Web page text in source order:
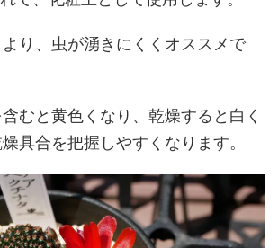
り、虫が湧きにくくオススメで
むと黄色くなり、乾燥すると白く
具合を把握しやすくなります。